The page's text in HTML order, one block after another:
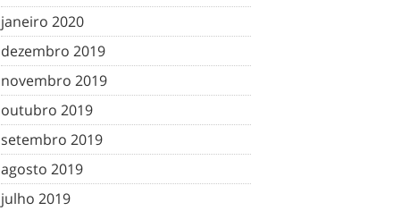
janeiro 2020
dezembro 2019
novembro 2019
outubro 2019
setembro 2019
agosto 2019
julho 2019